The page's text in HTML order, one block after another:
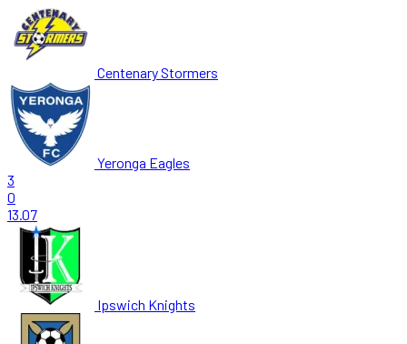
Centenary Stormers
Yeronga Eagles
3
0
13.07
Ipswich Knights